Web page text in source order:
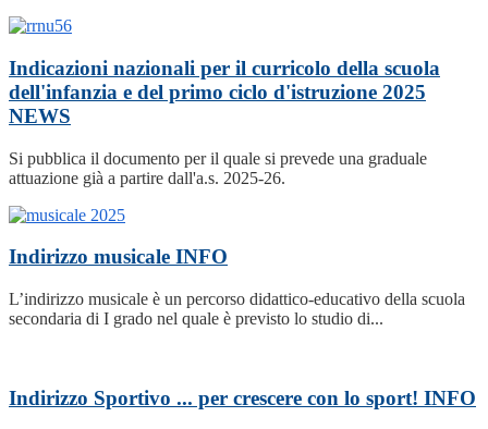
Indicazioni nazionali per il curricolo della scuola
dell'infanzia e del primo ciclo d'istruzione 2025
NEWS
Si pubblica il documento per il quale si prevede una graduale
attuazione già a partire dall'a.s. 2025-26.
Indirizzo musicale INFO
L’indirizzo musicale è un percorso didattico-educativo della scuola
secondaria di I grado nel quale è previsto lo studio di...
Indirizzo Sportivo ... per crescere con lo sport! INFO